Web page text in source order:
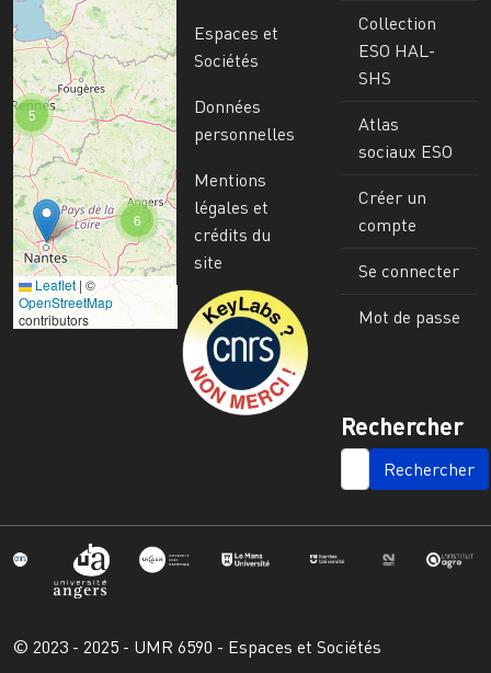
6
5
Leaflet | ©
OpenStreetMap
contributors
Espaces et
Sociétés
Données
personnelles
Mentions
légales et
crédits du
site
Image
Collection
ESO HAL-
SHS
Atlas
sociaux ESO
Créer un
compte
Se connecter
Mot de passe
Rechercher
SEARCH
© 2023 - 2025 - UMR 6590 - Espaces et Sociétés